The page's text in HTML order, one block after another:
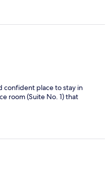
confident place to stay in
room (Suite No. 1) that